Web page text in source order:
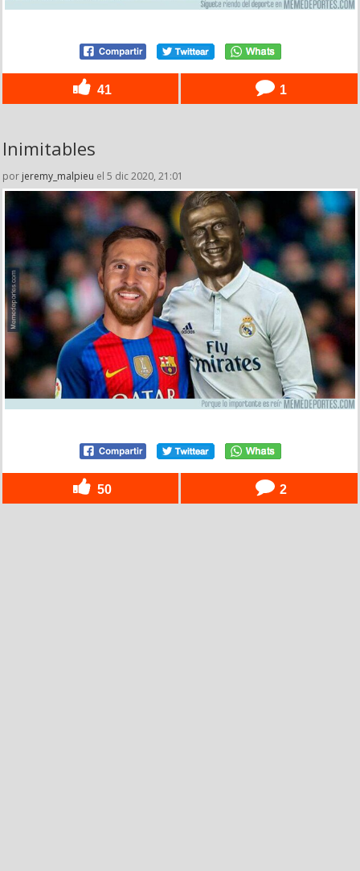
41 1
Inimitables
por jeremy_malpieu el 5 dic 2020, 21:01
50 2